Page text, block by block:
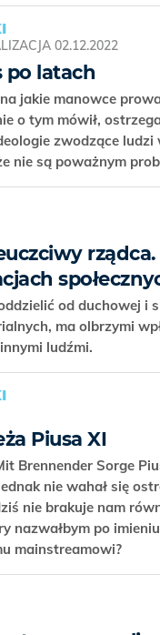
02.12.2022
po latach
jakie manowce
o tym mówił,
zwodzące
nie są poważnym
od duchowej i
ma olbrzymi
ludźmi.
Piusa XI
Brennender Sorge
nie wahał się
nie brakuje nam
nazwałbym po imieniu
mainstreamowi?